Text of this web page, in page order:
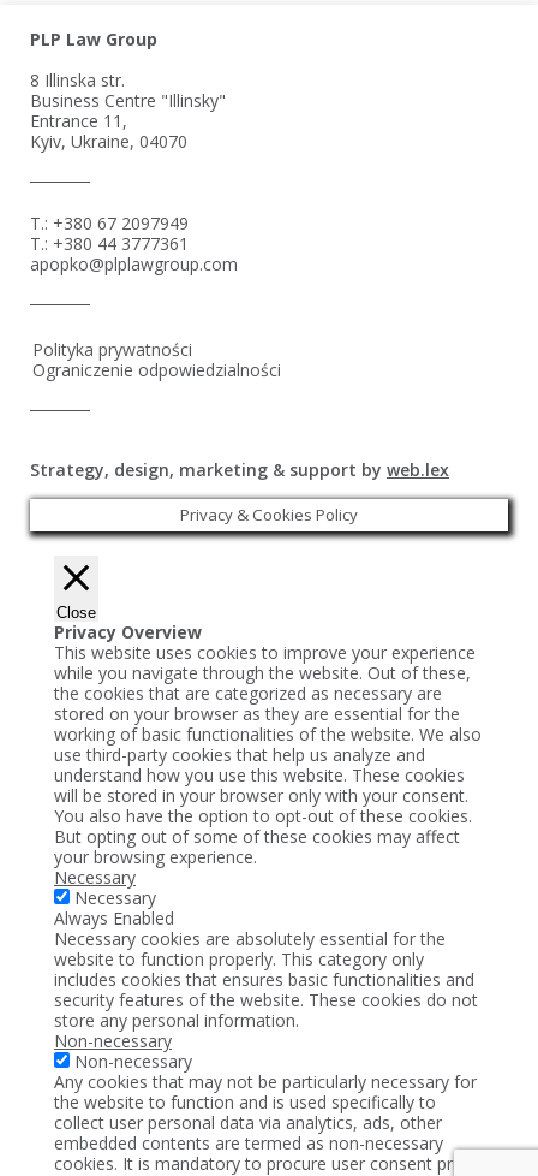
PLP Law Group
8 Illinska str.
Business Centre "Illinsky"
Entrance 11,
Kyiv, Ukraine, 04070
T.: +380 67 2097949
T.: +380 44 3777361
apopko@plplawgroup.com
Polityka prywatności
Ograniczenie odpowiedzialności
Strategy, design, marketing & support by web.lex
Privacy & Cookies Policy
Close
Privacy Overview
This website uses cookies to improve your experience
while you navigate through the website. Out of these,
the cookies that are categorized as necessary are
stored on your browser as they are essential for the
working of basic functionalities of the website. We also
use third-party cookies that help us analyze and
understand how you use this website. These cookies
will be stored in your browser only with your consent.
You also have the option to opt-out of these cookies.
But opting out of some of these cookies may affect
your browsing experience.
Necessary
Necessary
Always Enabled
Necessary cookies are absolutely essential for the
website to function properly. This category only
includes cookies that ensures basic functionalities and
security features of the website. These cookies do not
store any personal information.
Non-necessary
Non-necessary
Any cookies that may not be particularly necessary for
the website to function and is used specifically to
collect user personal data via analytics, ads, other
embedded contents are termed as non-necessary
cookies. It is mandatory to procure user consent prior